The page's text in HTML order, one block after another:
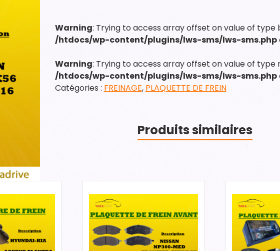
FREIN
AVANT
Warning: Trying to access array offset on value of type
/htdocs/wp-content/plugins/lws-sms/lws-sms.php
Warning: Trying to access array offset on value of type
/htdocs/wp-content/plugins/lws-sms/lws-sms.php
Catégories : FREINAGE, PLAQUETTE DE FREIN
Produits similaires